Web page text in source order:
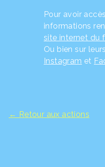
Pour avoir
informations
site internet du
Ou bien sur
Instagram et
← Retour aux actions